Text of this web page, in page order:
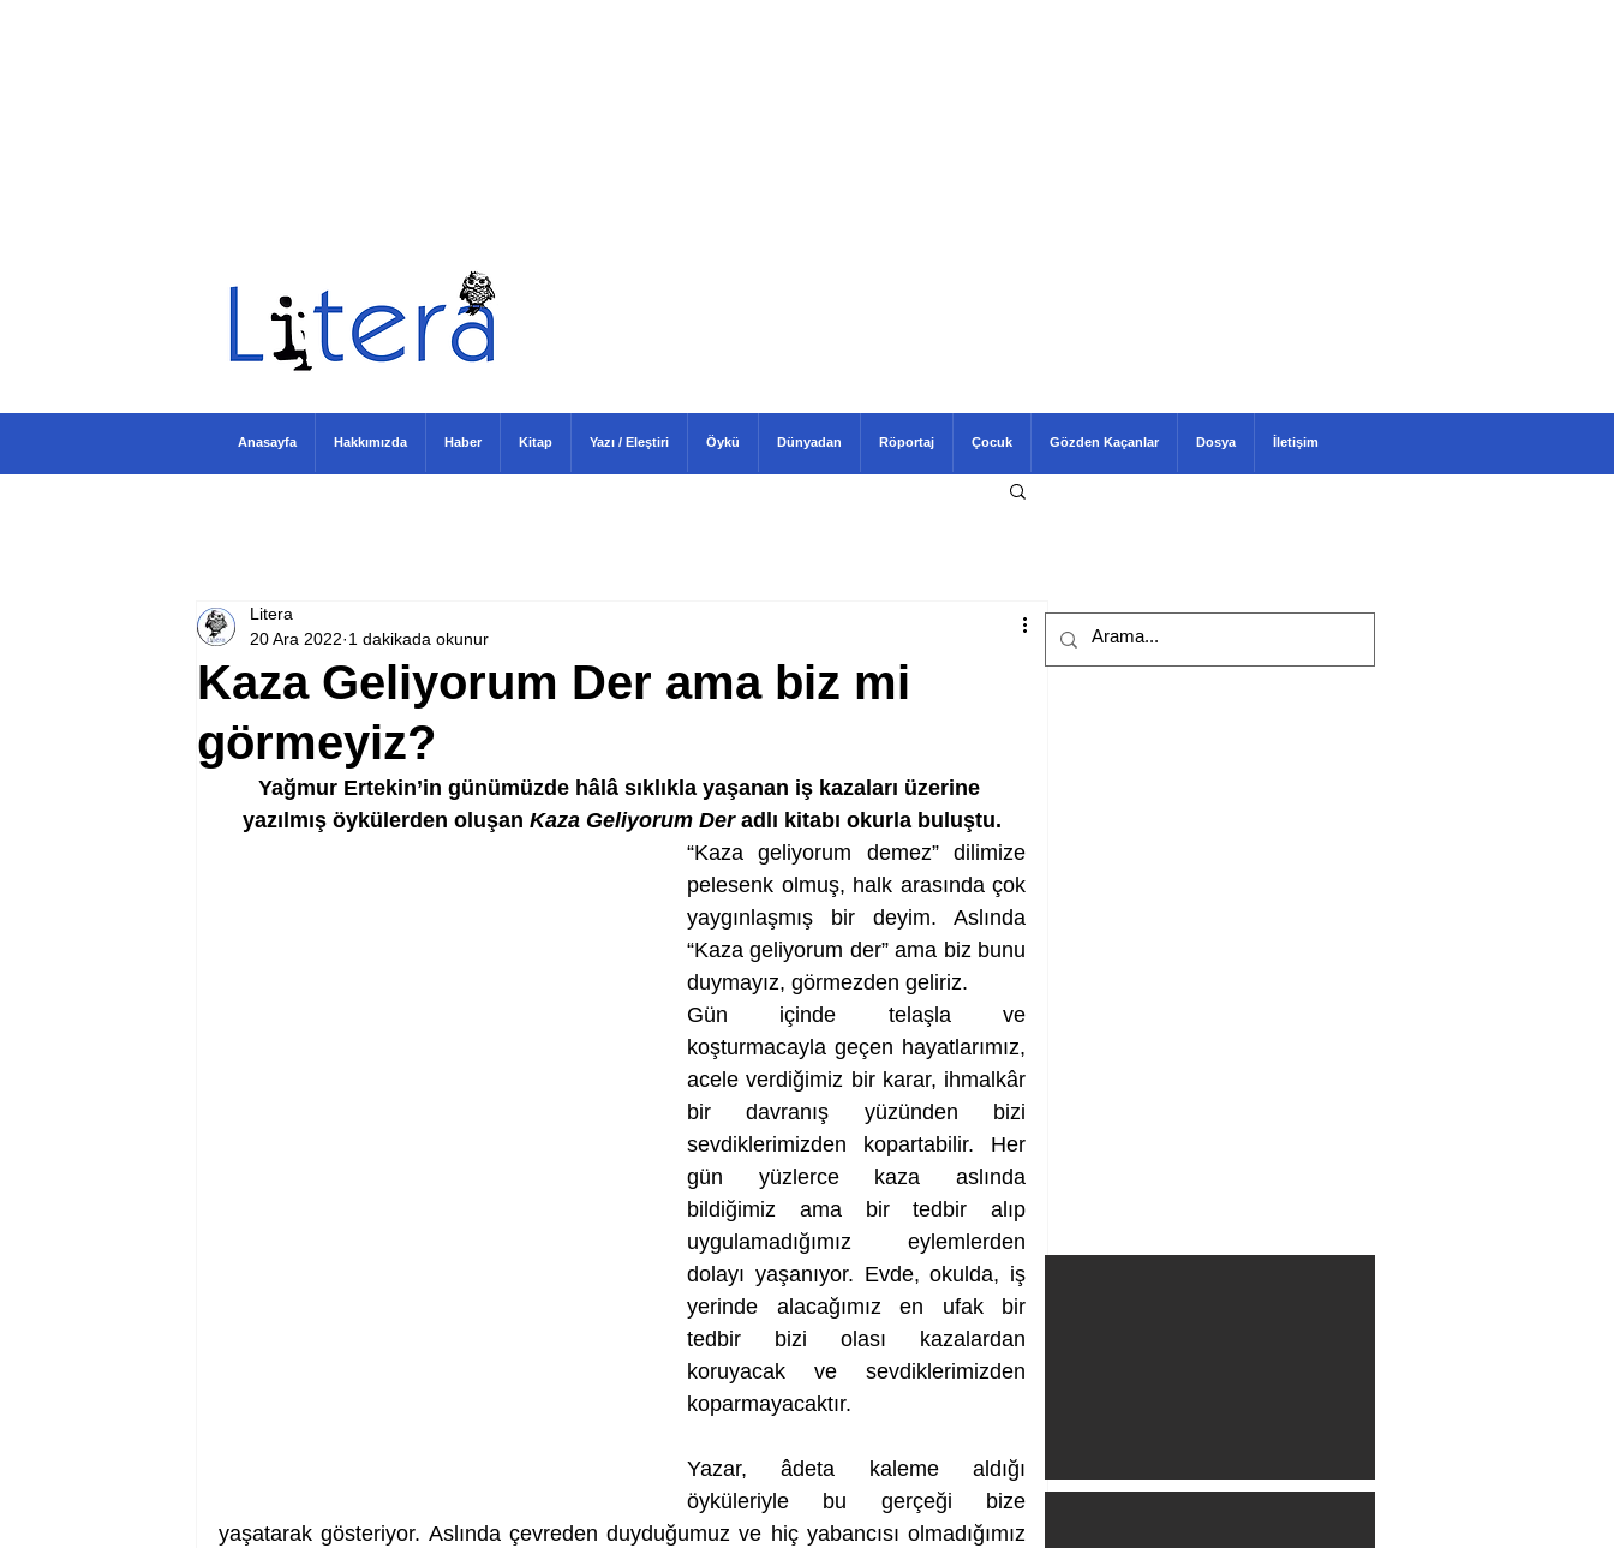
Kaza Geliyorum Der ama biz mi
görmeyiz?
Litera
20 Ara 2022 1 dakikada okunur
Yağmur Ertekin’in günümüzde hâlâ sıklıkla yaşanan iş kazaları üzerine
yazılmış öykülerden oluşan Kaza Geliyorum Der adlı kitabı okurla buluştu.
“Kaza geliyorum demez” dilimize
pelesenk olmuş, halk arasında çok
yaygınlaşmış bir deyim. Aslında
“Kaza geliyorum der” ama biz bunu
duymayız, görmezden geliriz.
Gün içinde telaşla ve
koşturmacayla geçen hayatlarımız,
acele verdiğimiz bir karar, ihmalkâr
bir davranış yüzünden bizi
sevdiklerimizden kopartabilir. Her
gün yüzlerce kaza aslında
bildiğimiz ama bir tedbir alıp
uygulamadığımız eylemlerden
dolayı yaşanıyor. Evde, okulda, iş
yerinde alacağımız en ufak bir
tedbir bizi olası kazalardan
koruyacak ve sevdiklerimizden
koparmayacaktır.
Yazar, âdeta kaleme aldığı
öyküleriyle bu gerçeği bize
yaşatarak gösteriyor. Aslında çevreden duyduğumuz ve hiç yabancısı olmadığımız
Anasayfa Hakkımızda Haber Kitap Yazı / Eleştiri Öykü Dünyadan Röportaj Çocuk Gözden Kaçanlar Dosya İletişim